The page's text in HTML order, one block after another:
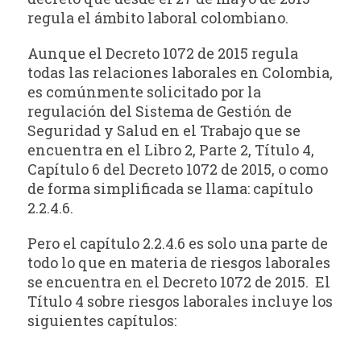
regula el ámbito laboral colombiano.
Aunque el Decreto 1072 de 2015 regula
todas las relaciones laborales en Colombia,
es comúnmente solicitado por la
regulación del Sistema de Gestión de
Seguridad y Salud en el Trabajo que se
encuentra en el Libro 2, Parte 2, Título 4,
Capítulo 6 del Decreto 1072 de 2015, o como
de forma simplificada se llama: capítulo
2.2.4.6.
Pero el capítulo 2.2.4.6 es solo una parte de
todo lo que en materia de riesgos laborales
se encuentra en el Decreto 1072 de 2015. El
Título 4 sobre riesgos laborales incluye los
siguientes capítulos: